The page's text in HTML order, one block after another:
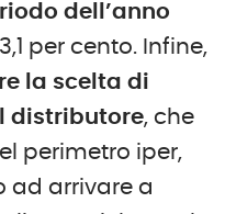
dell’anno
per cento. Infine,
la scelta di
distributore, che
perimetro iper,
ad arrivare a